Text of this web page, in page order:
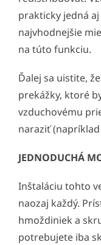
prakticky jedná
najvhodnejšie
na túto funkciu.
Ďalej sa uistite,
prekážky, ktoré
vzduchovému
naraziť
JEDNODUCHÁ
Inštaláciu tohto
naozaj každý.
hmoždiniek a
potrebujete iba